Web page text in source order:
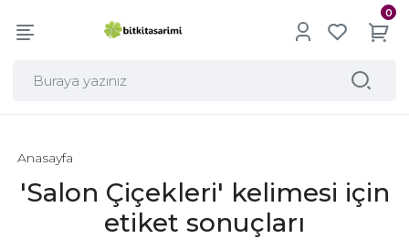
0
'Salon Çiçekleri' kelimesi için
etiket sonuçları
Anasayfa